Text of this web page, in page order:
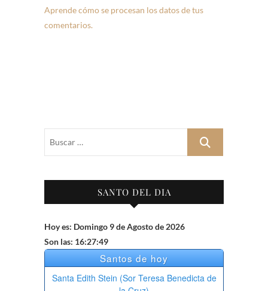
Aprende cómo se procesan los datos de tus
comentarios.
Buscar
SANTO DEL DIA
Hoy es: Domingo 9 de Agosto de 2026
Son las: 16:27:50